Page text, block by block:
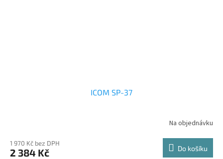
ICOM SP-37
Na objednávku
1 970 Kč bez DPH
2 384 Kč Do košíku